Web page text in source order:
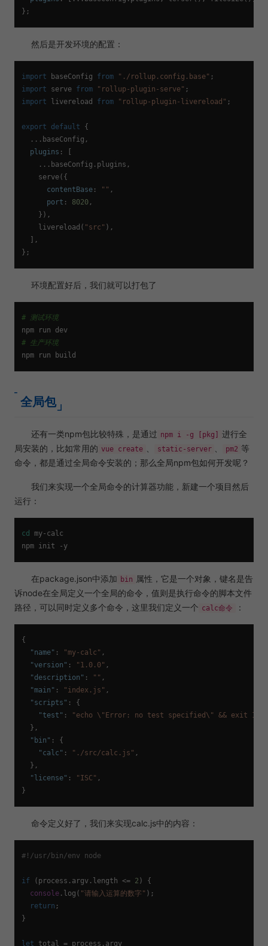
然后是开发环境的配置：
import baseConfig from "./rollup.config.base"
import serve from "rollup-plugin-serve"
import livereload from "rollup-plugin-livereload" ;
export default {
  ...baseConfig,
plugins : [
    ...baseConfig.
plugins ,
serve({
contentBase : "" ,
port : 8020 ,
    }),
livereload ( "src" ),
  ],
环境配置好后，我们就可以打包了
# 测试环境
# 生产环境
全局包
还有一类npm包比较特殊，是通过 npm i -g [pkg]
进行全
局安装的，比如常用的 vue create static-server pm2 等
命令，都是通过全局命令安装的；那么全局npm包如何开发呢？
我们来实现一个全局命令的计算器功能，新建一个项目然后
运行：
cd
my-calc
在package.json中添加 bin 属性，它是一个对象，键名是告
诉node在全局定义一个全局的命令，值则是执行命令的脚本文件
路径，可以同时定义多个命令，这里我们定义一个 calc命令 ：
{
"name" : "my-calc" ,
"version" : "1.0.0" ,
"description" : "" ,
"main" : "index.js" ,
"scripts" :
{
"test" :
"echo \"Error: no test specified\" && exit 1"
} ,
"bin" :
{
"calc" : "./src/calc.js" ,
} ,
"license" : "ISC" ,
}
命令定义好了，我们来实现calc.js中的内容：
#!/usr/bin/env node
if (process. argv . length <= 2 ) {
console . log ( "请输入运算的数字" );
return ;
}
let total = process. argv